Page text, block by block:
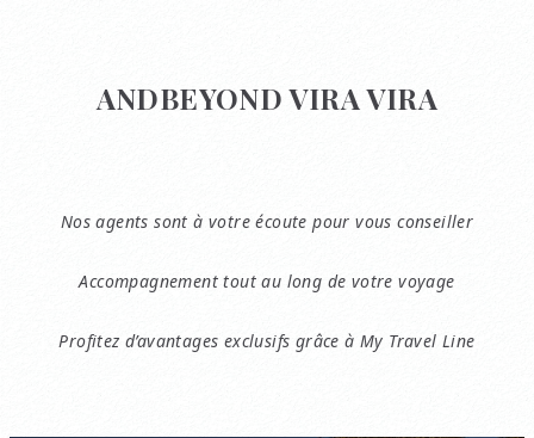
ANDBEYOND VIRA VIRA
Nos agents sont à votre écoute pour vous conseiller
Accompagnement tout au long de votre voyage
Profitez d’avantages exclusifs grâce à My Travel Line